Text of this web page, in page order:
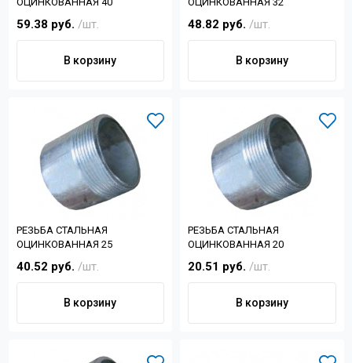
59.38 руб. /шт.
В корзину
48.82 руб. /шт.
В корзину
РЕЗЬБА СТАЛЬНАЯ
ОЦИНКОВАННАЯ 25
40.52 руб. /шт.
В корзину
РЕЗЬБА СТАЛЬНАЯ
ОЦИНКОВАННАЯ 20
20.51 руб. /шт.
В корзину